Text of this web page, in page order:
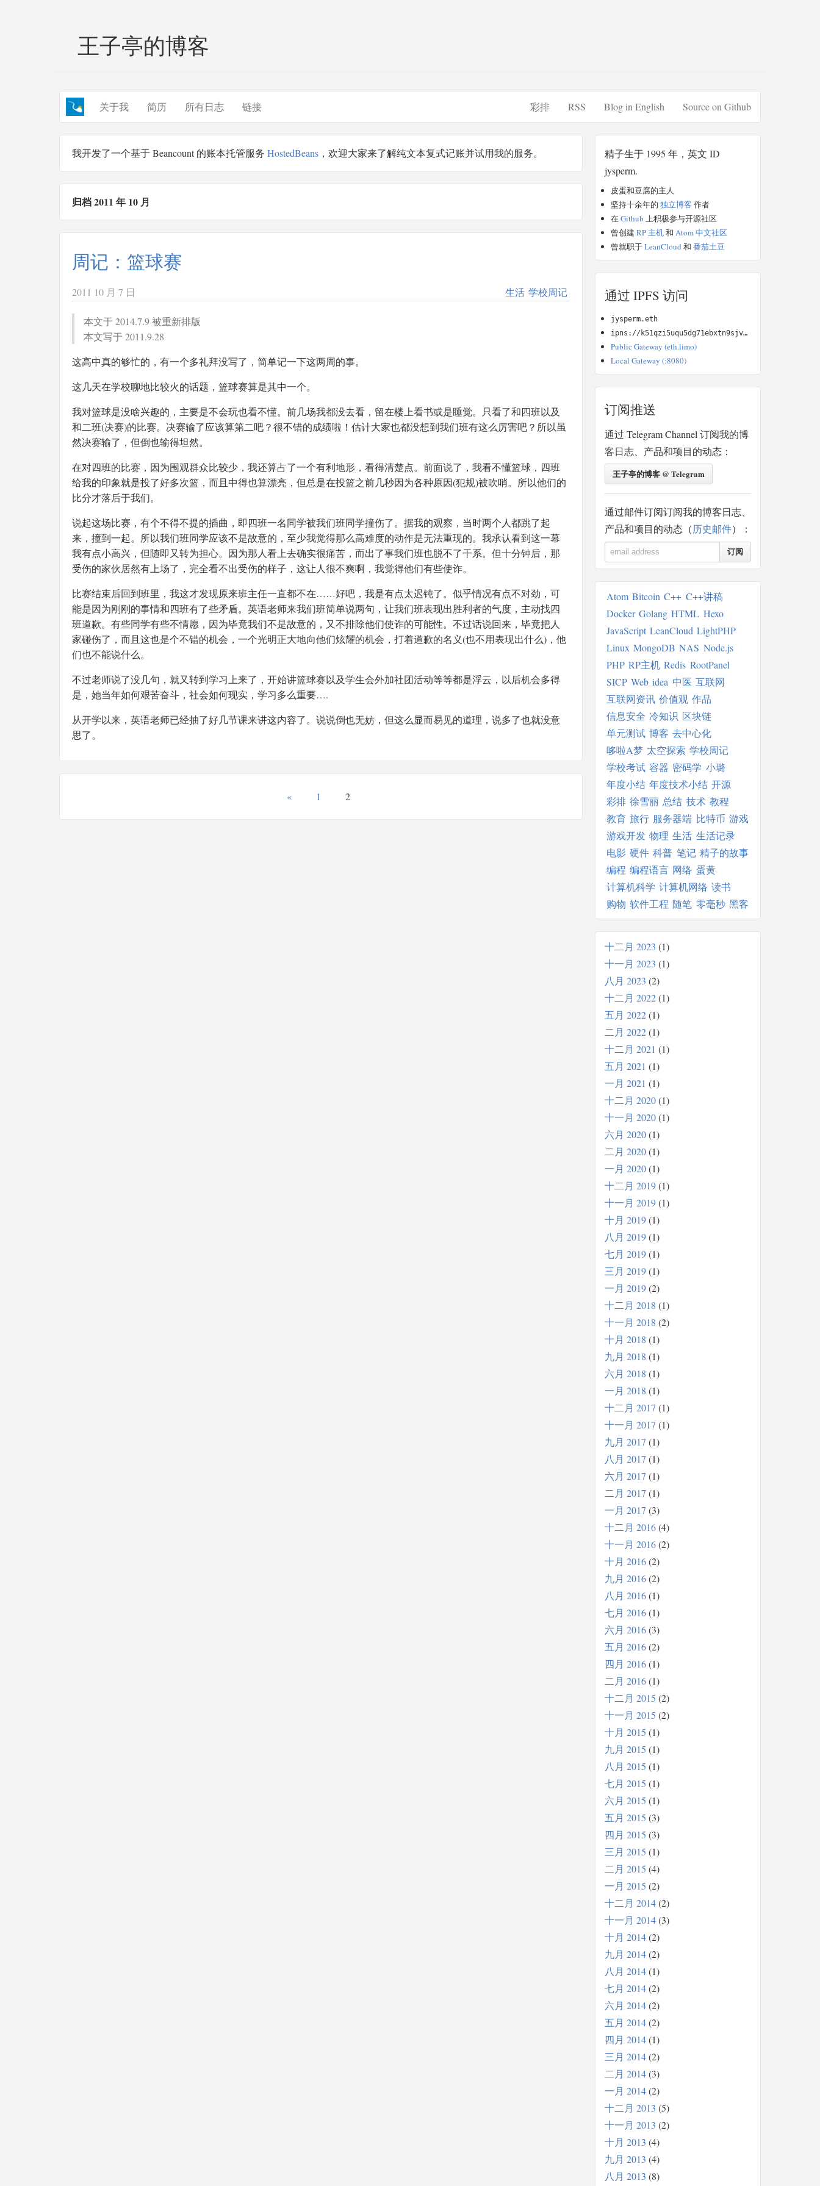
王子亭的博客
关于我 简历 所有日志 链接 彩排 RSS Blog in English Source on Github
我开发了一个基于 Beancount 的账本托管服务 HostedBeans ，欢迎大家来了解纯文本复式记账并试用我的服务。
归档 2011 年 10 月
周记：篮球赛
2011 10 月 7 日 生活 学校周记
本文于 2014.7.9 被重新排版
本文写于 2011.9.28
这高中真的够忙的，有一个多礼拜没写了，简单记一下这两周的事。
这几天在学校聊地比较火的话题，篮球赛算是其中一个。
我对篮球是没啥兴趣的，主要是不会玩也看不懂。前几场我都没去看，留在楼上看书或是睡觉。只看了和四班以及
和二班(决赛)的比赛。决赛输了应该算第二吧？很不错的成绩啦！估计大家也都没想到我们班有这么厉害吧？所以虽
然决赛输了，但倒也输得坦然。
在对四班的比赛，因为围观群众比较少，我还算占了一个有利地形，看得清楚点。前面说了，我看不懂篮球，四班
给我的印象就是投了好多次篮，而且中得也算漂亮，但总是在投篮之前几秒因为各种原因(犯规)被吹哨。所以他们的
比分才落后于我们。
说起这场比赛，有个不得不提的插曲，即四班一名同学被我们班同学撞伤了。据我的观察，当时两个人都跳了起
来，撞到一起。所以我们班同学应该不是故意的，至少我觉得那么高难度的动作是无法重现的。我承认看到这一幕
我有点小高兴，但随即又转为担心。因为那人看上去确实很痛苦，而出了事我们班也脱不了干系。但十分钟后，那
受伤的家伙居然有上场了，完全看不出受伤的样子，这让人很不爽啊，我觉得他们有些使诈。
比赛结束后回到班里，我这才发现原来班主任一直都不在……好吧，我是有点太迟钝了。似乎情况有点不对劲，可
能是因为刚刚的事情和四班有了些矛盾。英语老师来我们班简单说两句，让我们班表现出胜利者的气度，主动找四
班道歉。有些同学有些不情愿，因为毕竟我们不是故意的，又不排除他们使诈的可能性。不过话说回来，毕竟把人
家碰伤了，而且这也是个不错的机会，一个光明正大地向他们炫耀的机会，打着道歉的名义(也不用表现出什么)，他
们也不能说什么。
不过老师说了没几句，就又转到学习上来了，开始讲篮球赛以及学生会外加社团活动等等都是浮云，以后机会多得
是，她当年如何艰苦奋斗，社会如何现实，学习多么重要….
从开学以来，英语老师已经抽了好几节课来讲这内容了。说说倒也无妨，但这么显而易见的道理，说多了也就没意
思了。
« 1 2
精子生于 1995 年，英文 ID
jysperm.
皮蛋和豆腐的主人
坚持十余年的 独立博客 作者
在Github 上积极参与开源社区
曾创建 RP 主机和 Atom 中文社区
曾就职于LeanCloud 和 番茄土豆
通过 IPFS 访问
jysperm.eth
ipns://k51qzi5uqu5dg71ebxtn9sjvdjzotniudwebll5ysyr8qb2kz4oimyydvu9n5u
Public Gateway (eth.limo)
Local Gateway (:8080)
订阅推送
通过 Telegram Channel 订阅我的博
客日志、产品和项目的动态：
王子亭的博客 @ Telegram
通过邮件订阅订阅我的博客日志、
产品和项目的动态（历史邮件）：
订阅
Atom Bitcoin C++ C++讲稿
Docker Golang HTML Hexo
JavaScript LeanCloud LightPHP
Linux MongoDB NAS Node.js
PHP RP主机 Redis RootPanel
SICP Web idea 中医 互联网
互联网资讯 价值观 作品
信息安全 冷知识 区块链
单元测试 博客 去中心化
哆啦A梦 太空探索 学校周记
学校考试 容器 密码学 小璐
年度小结 年度技术小结 开源
彩排 徐雪丽 总结 技术 教程
教育 旅行 服务器端 比特币 游戏
游戏开发 物理 生活 生活记录
电影 硬件 科普 笔记 精子的故事
编程 编程语言 网络 蛋黄
计算机科学 计算机网络 读书
购物 软件工程 随笔 零毫秒 黑客
十二月 2023 1
十一月 2023 1
八月 2023 2
十二月 2022 1
五月 2022 1
二月 2022 1
十二月 2021 1
五月 2021 1
一月 2021 1
十二月 2020 1
十一月 2020 1
六月 2020 1
二月 2020 1
一月 2020 1
十二月 2019 1
十一月 2019 1
十月 2019 1
八月 2019 1
七月 2019 1
三月 2019 1
一月 2019 2
十二月 2018 1
十一月 2018 2
十月 2018 1
九月 2018 1
六月 2018 1
一月 2018 1
十二月 2017 1
十一月 2017 1
九月 2017 1
八月 2017 1
六月 2017 1
二月 2017 1
一月 2017 3
十二月 2016 4
十一月 2016 2
十月 2016 2
九月 2016 2
八月 2016 1
七月 2016 1
六月 2016 3
五月 2016 2
四月 2016 1
二月 2016 1
十二月 2015 2
十一月 2015 2
十月 2015 1
九月 2015 1
八月 2015 1
七月 2015 1
六月 2015 1
五月 2015 3
四月 2015 3
三月 2015 1
二月 2015 4
一月 2015 2
十二月 2014 2
十一月 2014 3
十月 2014 2
九月 2014 2
八月 2014 1
七月 2014 2
六月 2014 2
五月 2014 2
四月 2014 1
三月 2014 2
二月 2014 3
一月 2014 2
十二月 2013 5
十一月 2013 2
十月 2013 4
九月 2013 4
八月 2013 8